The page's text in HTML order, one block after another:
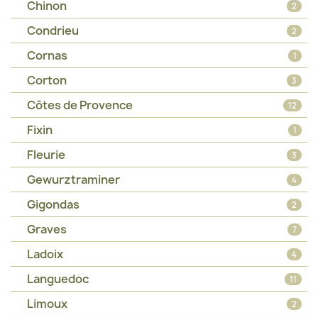
Chinon 2
Condrieu 2
Cornas 1
Corton 3
Côtes de Provence 12
Fixin 1
Fleurie 3
Gewurztraminer 4
Gigondas 2
Graves 7
Ladoix 4
Languedoc 11
Limoux 2